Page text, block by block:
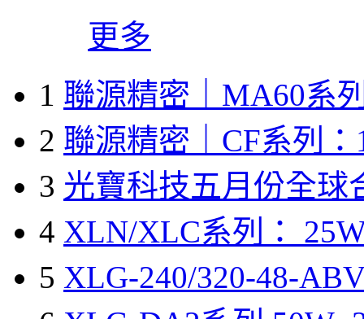
更多
1 聯源精密｜MA60系
2 聯源精密｜CF系列：
3 光寶科技五月份全球
4 XLN/XLC系列：
5 XLG-240/320-48-